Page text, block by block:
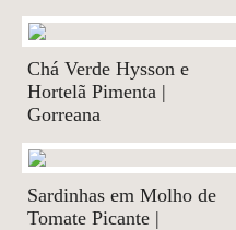
Chá Verde Hysson e
Hortelã Pimenta |
Gorreana
Sardinhas em Molho de
Tomate Picante |